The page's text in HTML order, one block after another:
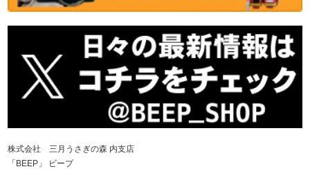
株式会社 三月うさぎの森 内支店
「BEEP」 ビープ